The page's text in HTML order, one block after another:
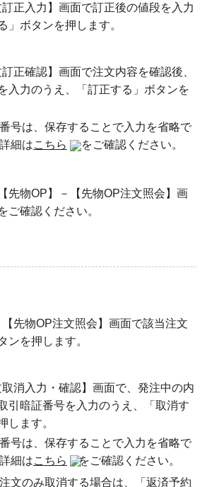
訂正入力】画面で訂正後の値段を入力
」ボタンを押します。
訂正確認】画面で注文内容を確認後、
入力のうえ、「訂正する」ボタンを
号は、保存することで入力を省略で
細はこちら をご確認ください。
先物OP】－【先物OP注文照会】画
ご確認ください。
【先物OP注文照会】画面で該当注文
ンを押します。
取消入力・確認】画面で、発注中の内
引暗証番号を入力のうえ、「取消す
します。
号は、保存することで入力を省略で
細はこちら
をご確認ください。
文のみ取消する場合は、「返済予約